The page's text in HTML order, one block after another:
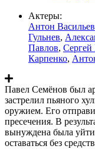
Актеры:
Антон Васильев
Гульнев,
Павлов, Сергей
Карпенко,
Павел Семёнов был
застрелил пьяного
оружием. Его
пресечения. В
вынуждена была уйти
оставаться без